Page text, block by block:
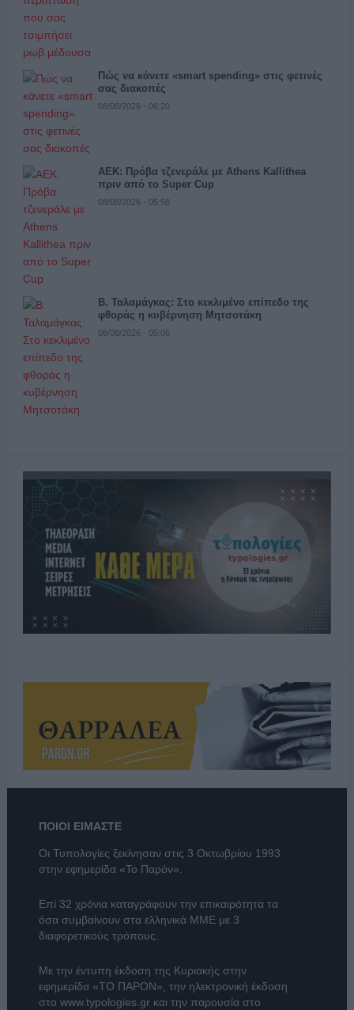
Πώς να κάνετε «smart spending» στις φετινές
σας διακοπές
08/08/2026 - 06:20
ΑΕΚ: Πρόβα τζενεράλε με Athens Kallithea
πριν από το Super Cup
08/08/2026 - 05:58
Β. Ταλαμάγκας: Στο κεκλιμένο επίπεδο της
φθοράς η κυβέρνηση Μητσοτάκη
08/08/2026 - 05:06
ΠΟΙΟΙ ΕΙΜΑΣΤΕ
Οι Τυπολογίες ξεκίνησαν στις 3 Οκτωβρίου 1993
στην εφημερίδα «Το Παρόν».
Επί 32 χρόνια καταγράφουν την επικαιρότητα τα
όσα συμβαίνουν στα ελληνικά ΜΜΕ με 3
διαφορετικούς τρόπους.
Με την έντυπη έκδοση της Κυριακής στην
εφημερίδα «ΤΟ ΠΑΡΟΝ», την ηλεκτρονική έκδοση
στο www.typologies.grκαι την παρουσία στο